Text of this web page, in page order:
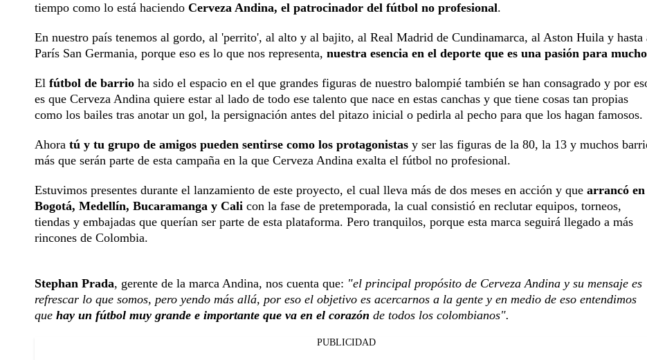
tiempo como lo está haciendo Cerveza Andina, el patrocinador del fútbol no profesional.
En nuestro país tenemos al gordo, al 'perrito', al alto y al bajito, al Real Madrid de Cundinamarca, al Aston Huila y hasta
París San Germania, porque eso es lo que nos representa, nuestra esencia en el deporte que es una pasión para
El fútbol de barrio ha sido el espacio en el que grandes figuras de nuestro balompié también se han consagrado y por
es que Cerveza Andina quiere estar al lado de todo ese talento que nace en estas canchas y que tiene cosas tan propias
como los bailes tras anotar un gol, la persignación antes del pitazo inicial o pedirla al pecho para que los hagan famosos.
Ahora tú y tu grupo de amigos pueden sentirse como los protagonistas y ser las figuras de la 80, la 13 y muchos
más que serán parte de esta campaña en la que Cerveza Andina exalta el fútbol no profesional.
Estuvimos presentes durante el lanzamiento de este proyecto, el cual lleva más de dos meses en acción y que arrancó en
Bogotá, Medellín, Bucaramanga y Cali con la fase de pretemporada, la cual consistió en reclutar equipos, torneos,
tiendas y embajadas que querían ser parte de esta plataforma. Pero tranquilos, porque esta marca seguirá llegado a más
rincones de Colombia.
Stephan Prada, gerente de la marca Andina, nos cuenta que: "el principal propósito de Cerveza Andina y su mensaje es
refrescar lo que somos, pero yendo más allá, por eso el objetivo es acercarnos a la gente y en medio de eso entendimos
que hay un fútbol muy grande e importante que va en el corazón de todos los colombianos".
PUBLICIDAD